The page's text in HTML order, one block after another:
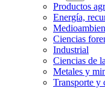
Productos
Energía,
Ciencias
Industrial
Ciencias de
Metales y
Transporte y